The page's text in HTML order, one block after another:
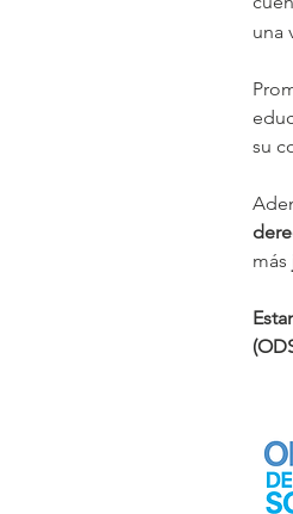
una
su
más